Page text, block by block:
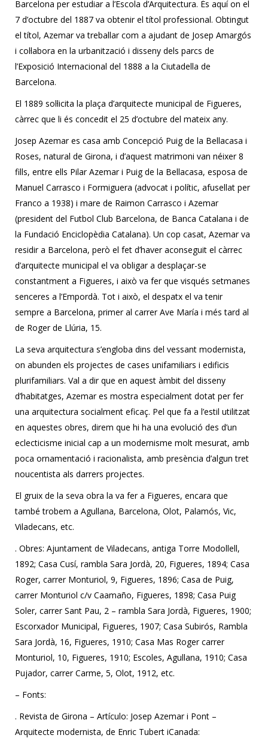
Barcelona per estudiar a l’Escola d’Arquitectura. És aquí on el
7 d’octubre del 1887 va obtenir el títol professional. Obtingut
el títol, Azemar va treballar com a ajudant de Josep Amargós
i col·labora en la urbanització i disseny dels parcs de
l’Exposició Internacional del 1888 a la Ciutadella de
Barcelona.
El 1889 sol·licita la plaça d’arquitecte municipal de Figueres,
càrrec que li és concedit el 25 d’octubre del mateix any.
Josep Azemar es casa amb Concepció Puig de la Bellacasa i
Roses, natural de Girona, i d’aquest matrimoni van néixer 8
fills, entre ells Pilar Azemar i Puig de la Bellacasa, esposa de
Manuel Carrasco i Formiguera (advocat i polític, afusellat per
Franco a 1938) i mare de Raimon Carrasco i Azemar
(president del Futbol Club Barcelona, de Banca Catalana i de
la Fundació Enciclopèdia Catalana). Un cop casat, Azemar va
residir a Barcelona, però el fet d’haver aconseguit el càrrec
d’arquitecte municipal el va obligar a desplaçar-se
constantment a Figueres, i això va fer que visqués setmanes
senceres a l’Empordà. Tot i això, el despatx el va tenir
sempre a Barcelona, primer al carrer Ave María i més tard al
de Roger de Llúria, 15.
La seva arquitectura s’engloba dins del vessant modernista,
on abunden els projectes de cases unifamiliars i edificis
plurifamiliars. Val a dir que en aquest àmbit del disseny
d’habitatges, Azemar es mostra especialment dotat per fer
una arquitectura socialment eficaç. Pel que fa a l’estil utilitzat
en aquestes obres, direm que hi ha una evolució des d’un
eclecticisme inicial cap a un modernisme molt mesurat, amb
poca ornamentació i racionalista, amb presència d’algun tret
noucentista als darrers projectes.
El gruix de la seva obra la va fer a Figueres, encara que
també trobem a Agullana, Barcelona, Olot, Palamós, Vic,
Viladecans, etc.
. Obres: Ajuntament de Viladecans, antiga Torre Modollell,
1892; Casa Cusí, rambla Sara Jordà, 20, Figueres, 1894; Casa
Roger, carrer Monturiol, 9, Figueres, 1896; Casa de Puig,
carrer Monturiol c/v Caamaño, Figueres, 1898; Casa Puig
Soler, carrer Sant Pau, 2 – rambla Sara Jordà, Figueres, 1900;
Escorxador Municipal, Figueres, 1907; Casa Subirós, Rambla
Sara Jordà, 16, Figueres, 1910; Casa Mas Roger carrer
Monturiol, 10, Figueres, 1910; Escoles, Agullana, 1910; Casa
Pujador, carrer Carme, 5, Olot, 1912, etc.
– Fonts:
. Revista de Girona – Artículo: Josep Azemar i Pont –
Arquitecte modernista, de Enric Tubert iCanada: